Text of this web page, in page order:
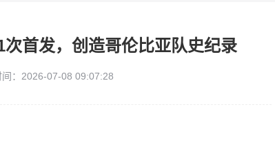
首发，创造哥伦比亚队史纪录
间：2026-07-08 09:07:28